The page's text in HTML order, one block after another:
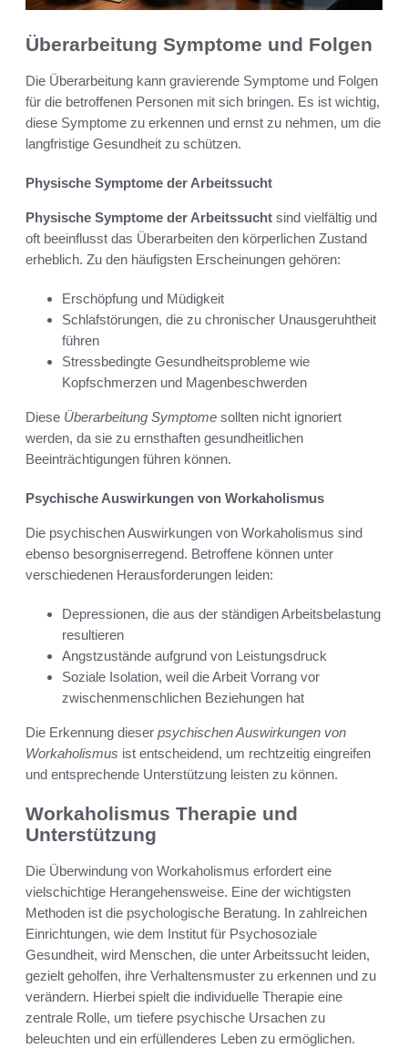
Überarbeitung Symptome und Folgen
Die Überarbeitung kann gravierende Symptome und Folgen
für die betroffenen Personen mit sich bringen. Es ist wichtig,
diese Symptome zu erkennen und ernst zu nehmen, um die
langfristige Gesundheit zu schützen.
Physische Symptome der Arbeitssucht
Physische Symptome der Arbeitssucht sind vielfältig und
oft beeinflusst das Überarbeiten den körperlichen Zustand
erheblich. Zu den häufigsten Erscheinungen gehören:
Erschöpfung und Müdigkeit
Schlafstörungen, die zu chronischer Unausgeruhtheit
führen
Stressbedingte Gesundheitsprobleme wie
Kopfschmerzen und Magenbeschwerden
Diese Überarbeitung Symptome sollten nicht ignoriert
werden, da sie zu ernsthaften gesundheitlichen
Beeinträchtigungen führen können.
Psychische Auswirkungen von Workaholismus
Die psychischen Auswirkungen von Workaholismus sind
ebenso besorgniserregend. Betroffene können unter
verschiedenen Herausforderungen leiden:
Depressionen, die aus der ständigen Arbeitsbelastung
resultieren
Angstzustände aufgrund von Leistungsdruck
Soziale Isolation, weil die Arbeit Vorrang vor
zwischenmenschlichen Beziehungen hat
Die Erkennung dieser psychischen Auswirkungen von
Workaholismus ist entscheidend, um rechtzeitig eingreifen
und entsprechende Unterstützung leisten zu können.
Workaholismus Therapie und
Unterstützung
Die Überwindung von Workaholismus erfordert eine
vielschichtige Herangehensweise. Eine der wichtigsten
Methoden ist die psychologische Beratung. In zahlreichen
Einrichtungen, wie dem Institut für Psychosoziale
Gesundheit, wird Menschen, die unter Arbeitssucht leiden,
gezielt geholfen, ihre Verhaltensmuster zu erkennen und zu
verändern. Hierbei spielt die individuelle Therapie eine
zentrale Rolle, um tiefere psychische Ursachen zu
beleuchten und ein erfüllenderes Leben zu ermöglichen.